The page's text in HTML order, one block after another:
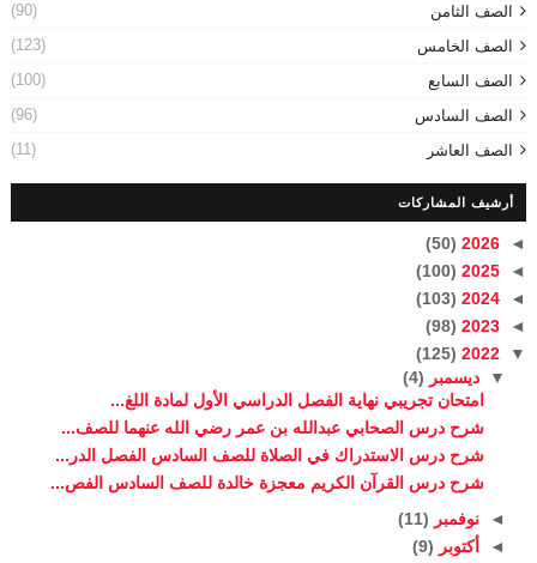
الصف الثامن
(90)
الصف الخامس
(123)
الصف السابع
(100)
الصف السادس
(96)
الصف العاشر
(11)
أرشيف المشاركات
◄
2026
(50)
◄
2025
(100)
◄
2024
(103)
◄
2023
(98)
▼
2022
(125)
▼ ديسمبر (4)
امتحان تجريبي نهاية الفصل الدراسي الأول لمادة اللغ...
شرح درس الصحابي عبدالله بن عمر رضي الله عنهما للصف...
شرح درس الاستدراك في الصلاة للصف السادس الفصل الدر...
شرح درس القرآن الكريم معجزة خالدة للصف السادس الفص...
◄ نوفمبر (11)
◄
أكتوبر (9)